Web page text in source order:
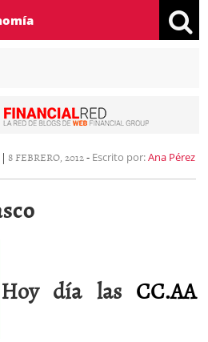
| 8 FEBRERO, 2012- Escrito por:Ana Pérez
Hoy día las CC.AA